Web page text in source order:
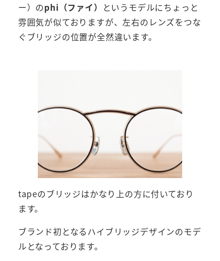
ー）のphi（ファイ） というモデルにちょっと
雰囲気が似ておりますが、左右のレンズをつな
ぐブリッジの位置が全然違います。
tapeのブリッジはかなり上の方に付いており
ます。
ブランド初となるハイブリッジデザインのモデ
ルとなっております。